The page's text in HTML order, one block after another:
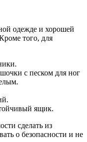
одежде и хорошей
того, для
с песком для ног
ящик.
сделать из
о безопасности и не